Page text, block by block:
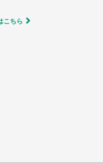
こちら